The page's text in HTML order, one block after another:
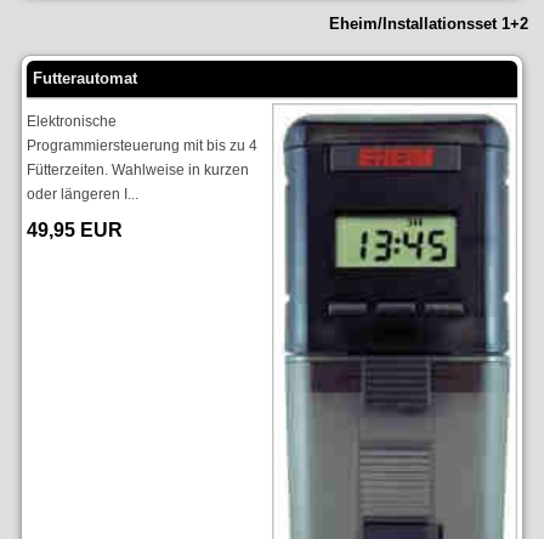
Eheim/Installationsset 1+2
Futterautomat
Elektronische
Programmiersteuerung mit bis zu 4
Fütterzeiten. Wahlweise in kurzen
oder längeren I...
49,95 EUR